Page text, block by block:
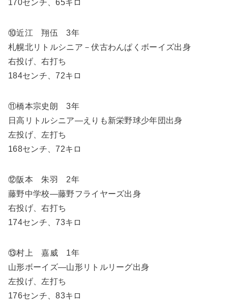
170センチ、65キロ
⑩近江 翔伍 3年
札幌北リトルシニア－伏古わんぱくボーイズ出身
右投げ、右打ち
184センチ、72キロ
⑪橋本宗史朗 3年
日高リトルシニア―えりも新栄野球少年団出身
左投げ、左打ち
168センチ、72キロ
⑫阪本 朱羽 2年
藤野中学校―藤野フライヤーズ出身
右投げ、右打ち
174センチ、73キロ
⑬村上 嘉威 1年
山形ボーイズ―山形リトルリーグ出身
左投げ、左打ち
176センチ、83キロ